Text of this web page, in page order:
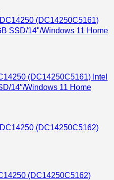
(DC14250C5161) Intel
14″/Windows 11 Home
(DC14250C5162)